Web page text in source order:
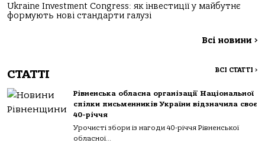
Ukraine Investment Congress: як інвестиції у майбутнє
формують нові стандарти галузі
Всі новини >
СТАТТІ ВСІ СТАТТІ >
Рівненська обласна організації Національної
спілки письменників України відзначила своє
40-річчя
Урочисті збори із нагоди 40-річчя Рівненської
обласної...